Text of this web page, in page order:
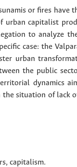
or fires
capitalist
to analyze
case: the
urban
the public
dynamics
situation of lack
, capitalism.